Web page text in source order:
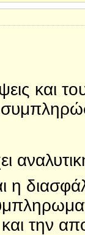
και
η
την